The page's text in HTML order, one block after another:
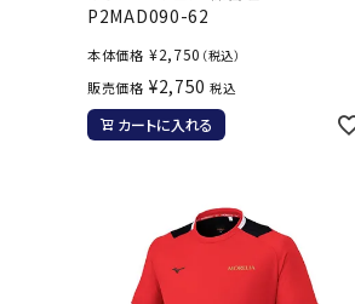
P2MAD090-62
本体価格 ¥2,750 （税込）
販売価格 ¥2,750 税込
カートに入れる